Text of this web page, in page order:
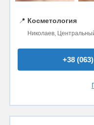
📍 Косметология
Николаев,
+38